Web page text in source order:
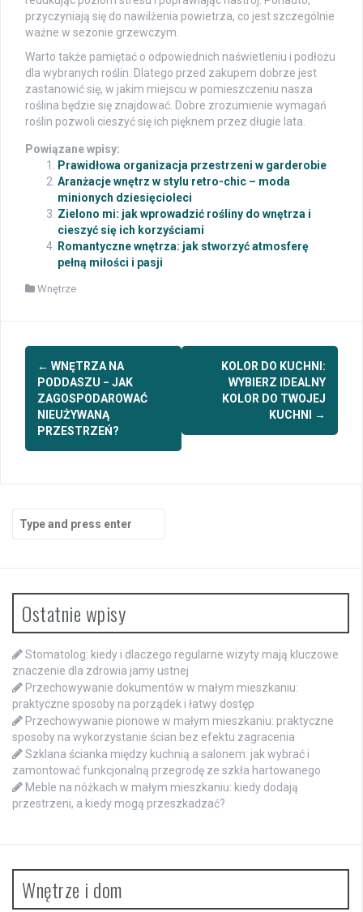
przyczyniają się do nawilżenia powietrza, co jest szczególnie
ważne w sezonie grzewczym.
Warto także pamiętać o odpowiednich naświetleniu i podłożu
dla wybranych roślin. Dlatego przed zakupem dobrze jest
zastanowić się, w jakim miejscu w pomieszczeniu nasza
roślina będzie się znajdować. Dobre zrozumienie wymagań
roślin pozwoli cieszyć się ich pięknem przez długie lata.
Powiązane wpisy:
Prawidłowa organizacja przestrzeni w garderobie
Aranżacje wnętrz w stylu retro-chic – moda
minionych dziesięcioleci
Zielono mi: jak wprowadzić rośliny do wnętrza i
cieszyć się ich korzyściami
Romantyczne wnętrza: jak stworzyć atmosferę
pełną miłości i pasji
Wnętrze
Post
navigation
← WNĘTRZA NA
PODDASZU − JAK
ZAGOSPODAROWAĆ
NIEUŻYWANĄ
PRZESTRZEŃ?
KOLOR DO KUCHNI:
WYBIERZ IDEALNY
KOLOR DO TWOJEJ
KUCHNI
→
Search
for:
Ostatnie wpisy
Stomatolog: kiedy i dlaczego regularne wizyty mają kluczowe
znaczenie dla zdrowia jamy ustnej
Przechowywanie dokumentów w małym mieszkaniu:
praktyczne sposoby na porządek i łatwy dostęp
Przechowywanie pionowe w małym mieszkaniu: praktyczne
sposoby na wykorzystanie ścian bez efektu zagracenia
Szklana ścianka między kuchnią a salonem: jak wybrać i
zamontować funkcjonalną przegrodę ze szkła hartowanego
Meble na nóżkach w małym mieszkaniu: kiedy dodają
przestrzeni, a kiedy mogą przeszkadzać?
Wnętrze i dom